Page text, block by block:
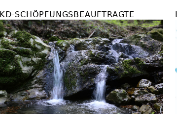
SCHÖPFUNGSBEAUFTRAGTE